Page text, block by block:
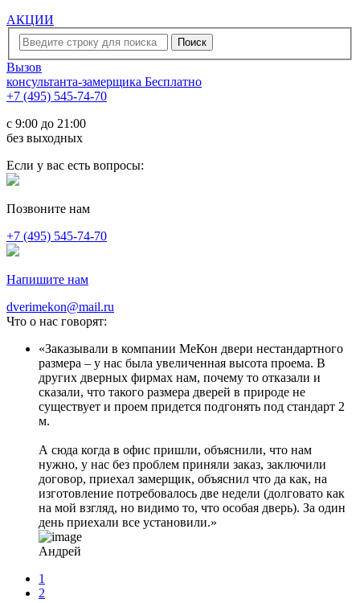
АКЦИИ
Вызов
консультанта-замерщика Бесплатно
+7 (495) 545-74-70
c 9:00 до 21:00
без выходных
Если у вас есть вопросы:
Позвоните нам
+7 (495) 545-74-70
Напишите нам
dverimekon@mail.ru
Что о нас говорят:
Заказывали в компании МеКон двери нестандартного
размера – у нас была увеличенная высота проема. В
других дверных фирмах нам, почему то отказали и
сказали, что такого размера дверей в природе не
существует и проем придется подгонять под стандарт 2
м.
А сюда когда в офис пришли, объяснили, что нам
нужно, у нас без проблем приняли заказ, заключили
договор, приехал замерщик, объяснил что да как, на
изготовление потребовалось две недели (долговато как
на мой взгляд, но видимо то, что особая дверь). За один
день приехали все установили.
Андрей
1
2